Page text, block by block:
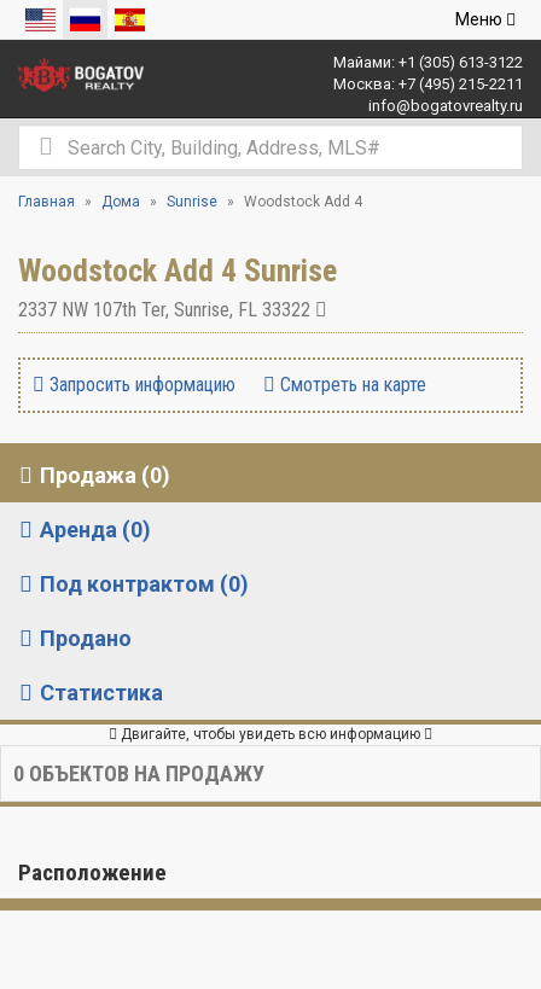
Открыть
Меню
Майами: +1 (305) 613-3122
Москва: +7 (495) 215-2211
info@bogatovrealty.ru
Главная Дома Sunrise Woodstock Add 4
Woodstock Add 4 Sunrise
2337 NW 107th Ter, Sunrise, FL 33322
Запросить информацию Смотреть на карте
Продажа (0)
Аренда (0)
Под контрактом (0)
Продано
Статистика
Двигайте, чтобы увидеть всю информацию
0 ОБЪЕКТОВ НА ПРОДАЖУ
Расположение